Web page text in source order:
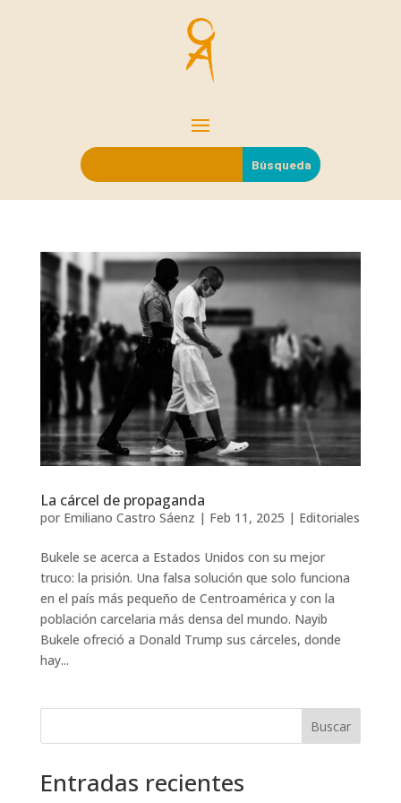
La cárcel de propaganda
por Emiliano Castro Sáenz | Feb 11, 2025 | Editoriales
Bukele se acerca a Estados Unidos con su mejor
truco: la prisión. Una falsa solución que solo funciona
en el país más pequeño de Centroamérica y con la
población carcelaria más densa del mundo. Nayib
Bukele ofreció a Donald Trump sus cárceles, donde
hay...
Buscar
Entradas recientes